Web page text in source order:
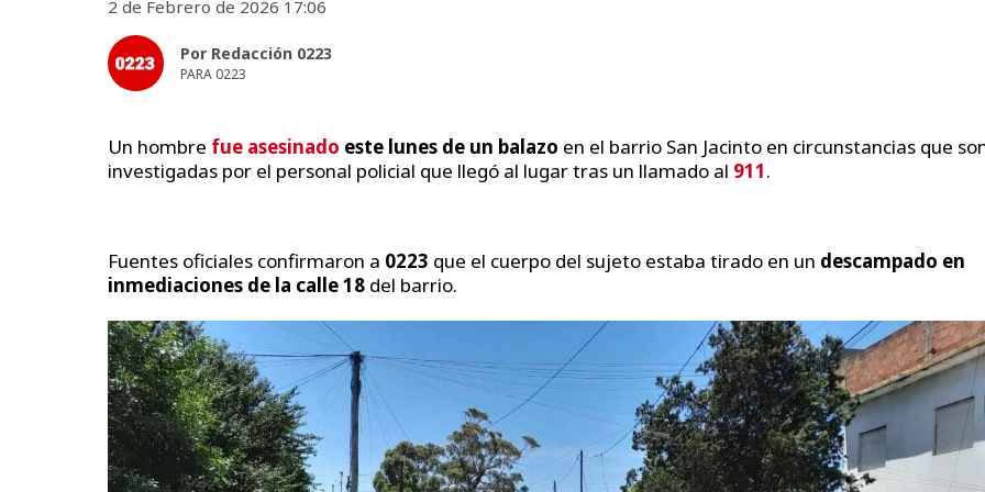
2 de Febrero de 2026 17:06
Por Redacción 0223
PARA 0223
Un hombre fue asesinado este lunes de un balazo en el barrio San Jacinto en circunstancias que
investigadas por el personal policial que llegó al lugar tras un llamado al 911.
Fuentes oficiales confirmaron a 0223 que el cuerpo del sujeto estaba tirado en un descampado en
inmediaciones de la calle 18 del barrio.